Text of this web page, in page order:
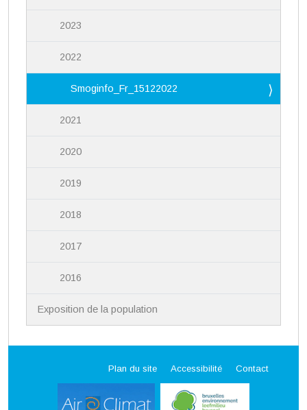
2023
2022
Smoginfo_Fr_15122022
2021
2020
2019
2018
2017
2016
Exposition de la population
Plan du site Accessibilité Contact